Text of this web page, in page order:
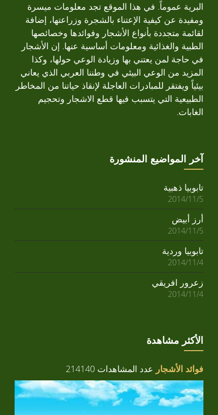
البرية عموماً. في هذا الموقع تجد معلومات ميسرة
ومفيدة عن كيفية الإعتناء بالشجرة وزراعتها، إضافة
لقائمة متجددة بأنواع الأشجار وفوائدها وخصائصها
الطبية والغذائية ومعلومات أساسية عنها. إن الأشجار
في حاجة لمن يعتني بها وزيادة الوعي حولها، وكذا
المزيد من الوعي البيئي في وطننا العربي الذي يعاني
بيئياً ويفتقر للمبادرات العاجلة لإنقاذ حياتنا من المخاطر
الطبيعية التي يتسبب فيها قطع الاشجار وتحجيم
الغابات.
آخر المواضيع المنشورة
تابوبيا ذهبية
2014/11/5
أرز أبيض
2014/11/5
تابوبيا وردية
2014/11/4
زعرور افريقي
2014/11/4
الأكثر مشاهدة
فوائد الأشجار عدد المشاهدات 214140